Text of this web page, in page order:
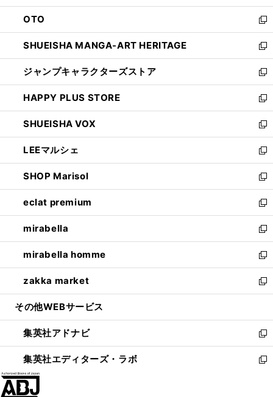
ウ
で
開
く
ン
ド
ウ
で
開
く
OTO
新
し
い
ウ
ィ
ン
ド
ウ
で
開
く
SHUEISHA MANGA-ART HERITAGE
新
し
い
ウ
ィ
ン
ド
ウ
で
開
く
ジャンプキャラクターズストア
新
し
い
ウ
ィ
ン
ド
ウ
で
開
く
HAPPY PLUS STORE
新
し
い
ウ
ィ
ン
ド
ウ
で
開
く
SHUEISHA VOX
新
し
い
ウ
ィ
ン
ド
ウ
で
開
く
LEEマルシェ
新
し
い
ウ
ィ
ン
ド
ウ
で
開
く
SHOP Marisol
新
し
い
ウ
ィ
ン
ド
ウ
で
開
eclat premium
新
し
い
ウ
ィ
ン
ド
ウ
開
く
mirabella
新
し
い
ウ
ィ
ン
ウ
で
開
く
mirabella homme
新
し
い
ウ
ン
ド
ウ
で
zakka market
新
し
ウ
ィ
ン
ド
その他WEBサービス
集英社アドナビ
新
し
い
集英社エディターズ・ラボ
新